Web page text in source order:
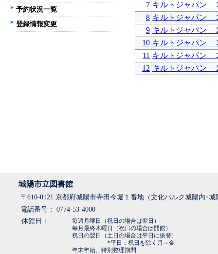
7 キルトジャパン
8 キルトジャパン
9 キルトジャパン
10 キルトジャパン
11 キルトジャパン
12 キルトジャパン
予約状況一覧
登録情報変更
城陽市立図書館
〒610-0121 京都府城陽市寺田今堀１番地（文化パルク城陽内･
電話番号： 0774-53-4000
休館日：
毎週月曜日（祝日の場合は翌日）
毎月最終木曜日（祝日の場合は開館）
祝日の翌日（土日の場合は平日に振替）
*平日：祝日を除く月～金
年末年始、特別整理期間